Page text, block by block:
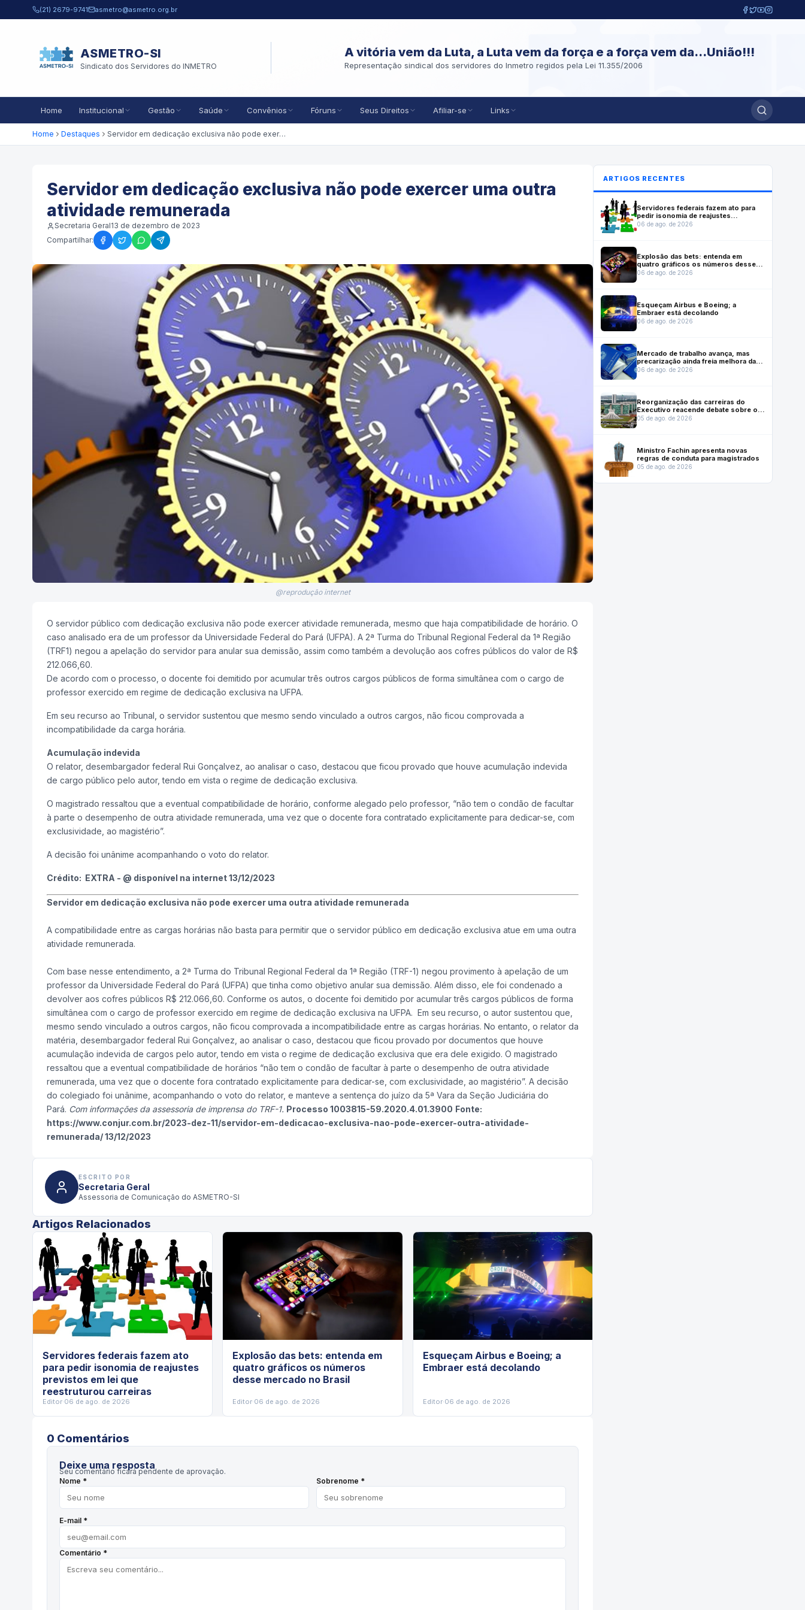
Pular para o conteúdo principal
(21) 2679-9741 asmetro@asmetro.org.br
ASMETRO-SI
Sindicato dos Servidores do INMETRO
A vitória vem da Luta, a Luta vem da força e a força vem da...União!!!
Representação sindical dos servidores do Inmetro regidos pela Lei 11.355/2006
Home Institucional Gestão Saúde Convênios Fóruns Seus Direitos Afiliar-se Links
Home Destaques Servidor em dedicação exclusiva não pode exercer uma outra atividade remunerada
Servidor em dedicação exclusiva não pode exercer uma outra
atividade remunerada
Secretaria Geral13 de dezembro de 2023
Compartilhar:
@reprodução internet
O servidor público com dedicação exclusiva não pode exercer atividade remunerada, mesmo que haja compatibilidade de horário. O
caso analisado era de um professor da Universidade Federal do Pará (UFPA). A 2ª Turma do Tribunal Regional Federal da 1ª Região
(TRF1) negou a apelação do servidor para anular sua demissão, assim como também a devolução aos cofres públicos do valor de R$
212.066,60.
De acordo com o processo, o docente foi demitido por acumular três outros cargos públicos de forma simultânea com o cargo de
professor exercido em regime de dedicação exclusiva na UFPA.
Em seu recurso ao Tribunal, o servidor sustentou que mesmo sendo vinculado a outros cargos, não ficou comprovada a
incompatibilidade da carga horária.
Acumulação indevida
O relator, desembargador federal Rui Gonçalvez, ao analisar o caso, destacou que ficou provado que houve acumulação indevida
de cargo público pelo autor, tendo em vista o regime de dedicação exclusiva.
O magistrado ressaltou que a eventual compatibilidade de horário, conforme alegado pelo professor, “não tem o condão de facultar
à parte o desempenho de outra atividade remunerada, uma vez que o docente fora contratado explicitamente para dedicar-se, com
exclusividade, ao magistério”.
A decisão foi unânime acompanhando o voto do relator.
Crédito: EXTRA - @ disponível na internet 13/12/2023
Servidor em dedicação exclusiva não pode exercer uma outra atividade remunerada
A compatibilidade entre as cargas horárias não basta para permitir que o servidor público em dedicação exclusiva atue em uma outra
atividade remunerada.
Com base nesse entendimento, a 2ª Turma do Tribunal Regional Federal da 1ª Região (TRF-1) negou provimento à apelação de um
professor da Universidade Federal do Pará (UFPA) que tinha como objetivo anular sua demissão. Além disso, ele foi condenado a
devolver aos cofres públicos R$ 212.066,60. Conforme os autos, o docente foi demitido por acumular três cargos públicos de forma
simultânea com o cargo de professor exercido em regime de dedicação exclusiva na UFPA. Em seu recurso, o autor sustentou que,
mesmo sendo vinculado a outros cargos, não ficou comprovada a incompatibilidade entre as cargas horárias. No entanto, o relator da
matéria, desembargador federal Rui Gonçalvez, ao analisar o caso, destacou que ficou provado por documentos que houve
acumulação indevida de cargos pelo autor, tendo em vista o regime de dedicação exclusiva que era dele exigido. O magistrado
ressaltou que a eventual compatibilidade de horários “não tem o condão de facultar à parte o desempenho de outra atividade
remunerada, uma vez que o docente fora contratado explicitamente para dedicar-se, com exclusividade, ao magistério”. A decisão
do colegiado foi unânime, acompanhando o voto do relator, e manteve a sentença do juízo da 5ª Vara da Seção Judiciária do
Pará. Com informações da assessoria de imprensa do TRF-1. Processo 1003815-59.2020.4.01.3900 Fonte:
https://www.conjur.com.br/2023-dez-11/servidor-em-dedicacao-exclusiva-nao-pode-exercer-outra-atividade-
remunerada/ 13/12/2023
ESCRITO POR
Secretaria Geral
Assessoria de Comunicação do ASMETRO-SI
Artigos Relacionados
Servidores federais fazem ato
para pedir isonomia de reajustes
previstos em lei que
reestruturou carreiras
Editor·06 de ago. de 2026
Explosão das bets: entenda em
quatro gráficos os números
desse mercado no Brasil
Editor·06 de ago. de 2026
Esqueçam Airbus e Boeing; a
Embraer está decolando
Editor·06 de ago. de 2026
0 Comentários
Deixe uma resposta
Seu comentário ficará pendente de aprovação.
Nome *
Sobrenome *
E-mail *
Comentário *
ARTIGOS RECENTES
Servidores federais fazem ato para
pedir isonomia de reajustes
previstos em lei que reestruturou
06 de ago. de 2026
Explosão das bets: entenda em
quatro gráficos os números desse
mercado no Brasil
06 de ago. de 2026
Esqueçam Airbus e Boeing; a
Embraer está decolando
06 de ago. de 2026
Mercado de trabalho avança, mas
precarização ainda freia melhora das
condições de emprego, mostra
06 de ago. de 2026
Reorganização das carreiras do
Executivo reacende debate sobre o
futuro institucional do Inmetro
05 de ago. de 2026
Ministro Fachin apresenta novas
regras de conduta para magistrados
05 de ago. de 2026